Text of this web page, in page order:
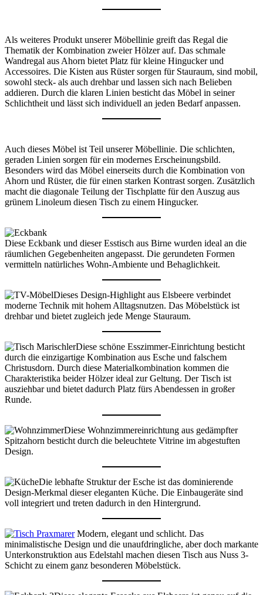
Als weiteres Produkt unserer Möbellinie greift das Regal die
Thematik der Kombination zweier Hölzer auf. Das schmale
Wandregal aus Ahorn bietet Platz für kleine Hingucker und
Accessoires. Die Kisten aus Rüster sorgen für Stauraum, sind mobil,
sowohl steck- als auch drehbar und lassen sich nach Belieben
addieren. Durch die klaren Linien besticht das Möbel in seiner
Schlichtheit und lässt sich individuell an jeden Bedarf anpassen.
Auch dieses Möbel ist Teil unserer Möbellinie. Die schlichten,
geraden Linien sorgen für ein modernes Erscheinungsbild.
Besonders wird das Möbel einerseits durch die Kombination von
Ahorn und Rüster, die für einen starken Kontrast sorgen. Zusätzlich
macht die diagonale Teilung der Tischplatte für den Auszug aus
grünem Linoleum diesen Tisch zu einem Hingucker.
Diese Eckbank und dieser Esstisch aus Birne wurden ideal an die
räumlichen Gegebenheiten angepasst. Die gerundeten Formen
vermitteln natürliches Wohn-Ambiente und Behaglichkeit.
Dieses Design-Highlight aus Elsbeere verbindet
moderne Technik mit hohem Alltagsnutzen. Das Möbelstück ist
drehbar und bietet zugleich jede Menge Stauraum.
Diese schöne Esszimmer-Einrichtung besticht
durch die einzigartige Kombination aus Esche und falschem
Christusdorn. Durch diese Materialkombination kommen die
Charakteristika beider Hölzer ideal zur Geltung. Der Tisch ist
ausziehbar und bietet dadurch Platz fürs Abendessen in großer
Runde.
Diese Wohnzimmereinrichtung aus gedämpfter
Spitzahorn besticht durch die beleuchtete Vitrine im abgestuften
Design.
Die lebhafte Struktur der Esche ist das dominierende
Design-Merkmal dieser eleganten Küche. Die Einbaugeräte sind
voll integriert und treten dadurch in den Hintergrund.
Modern, elegant und schlicht. Das
minimalistische Design und die unaufdringliche, aber doch markante
Unterkonstruktion aus Edelstahl machen diesen Tisch aus Nuss 3-
Schicht zu einem ganz besonderen Möbelstück.